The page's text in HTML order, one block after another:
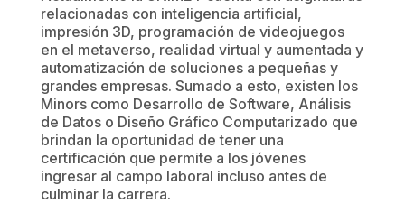
relacionadas con inteligencia artificial,
impresión 3D, programación de videojuegos
en el metaverso, realidad virtual y aumentada y
automatización de soluciones a pequeñas y
grandes empresas. Sumado a esto, existen los
Minors como Desarrollo de Software, Análisis
de Datos o Diseño Gráfico Computarizado que
brindan la oportunidad de tener una
certificación que permite a los jóvenes
ingresar al campo laboral incluso antes de
culminar la carrera.